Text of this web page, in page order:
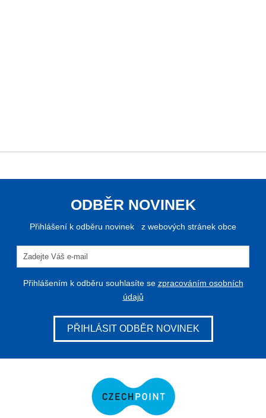
ODBĚR NOVINEK
Přihlášení k odběru novinek z webových stránek obce
Přihlášením k odběru souhlasíte se zpracováním osobních
údajů
PŘIHLÁSIT ODBĚR NOVINEK